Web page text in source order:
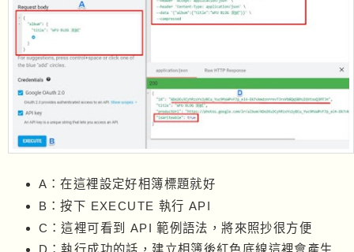
A：在這裡設定好相簿標題就好
B：按下 EXECUTE 執行 API
C：這裡可看到 API 範例語法，將來照抄很方便